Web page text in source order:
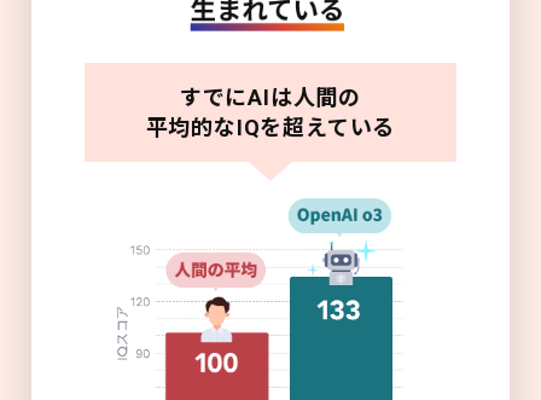
すでにAIは人間の
平均的なIQを超えている